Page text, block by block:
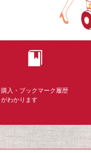
購入・ブックマーク履歴
がわかります